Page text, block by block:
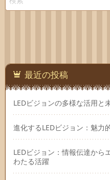
最近の投稿
LEDビジョンの多様な活用と
進化するLEDビジョン：魅力
LEDビジョン：情報伝達から
わたる活躍